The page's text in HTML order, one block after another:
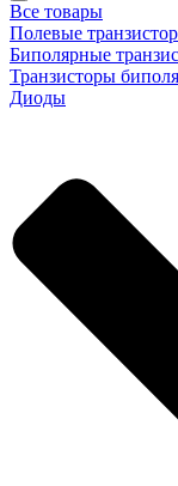
Все товары
Полевые
Биполярные
Транзисторы
Диоды